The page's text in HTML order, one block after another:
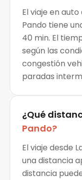
El viaje en
Pando tiene
40 min. El
según las
congestión
paradas
¿Qué
Pando?
El viaje desde
una distancia
distancia